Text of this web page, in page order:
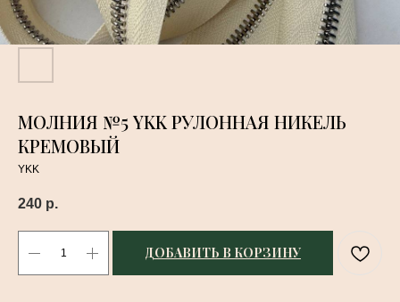
МОЛНИЯ №5 YKK РУЛОННАЯ НИКЕЛЬ
КРЕМОВЫЙ
YKK
240 р.
ДОБАВИТЬ В КОРЗИНУ